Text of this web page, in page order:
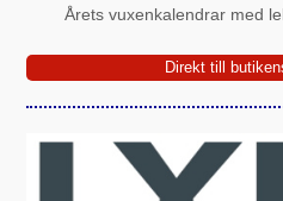
Årets vuxenkalendrar med
Direkt till